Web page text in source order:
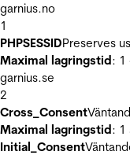
garnius.no
1
PHPSESSIDPreserves
Maximal lagringstid: 1
garnius.se
2
Cross_Consent
Maximal lagringstid: 1
Initial_Consent